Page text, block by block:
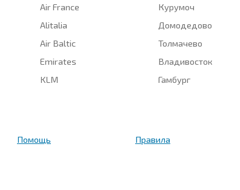
Air France
Alitalia
Air Baltic
Emirates
KLM
Курумоч
Домодедово
Толмачево
Владивосток
Гамбург
Помощь Правила